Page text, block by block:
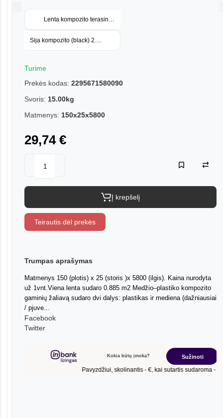
Lenta kompozito terasinė 2.9 m dark teak
Sija kompozito (black) 2.9 m
Turime
Prekės kodas: 2295671580090
Svoris: 15.00kg
Matmenys: 150x25x5800
29,74 €
Į krepšelį
Teirautis dėl prekės
Trumpas aprašymas
Matmenys 150 (plotis) x 25 (storis )x 5800 (ilgis). Kaina nurodyta
už 1vnt.Viena lenta sudaro 0.885 m2 Medžio–plastiko kompozito
gaminių žaliavą sudaro dvi dalys: plastikas ir mediena (dažniausiai
/ pjuve...
Facebook
Twitter